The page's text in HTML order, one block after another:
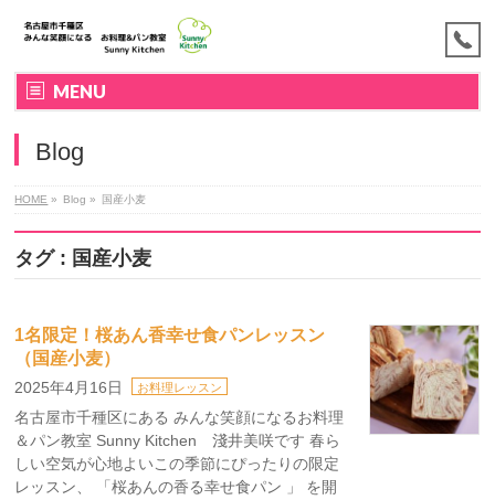
MENU
Blog
HOME » Blog » 国産小麦
タグ : 国産小麦
1名限定！桜あん香幸せ食パンレッスン
（国産小麦）
2025年4月16日 お料理レッスン
名古屋市千種区にある みんな笑顔になるお料理
＆パン教室 Sunny Kitchen 淺井美咲です 春ら
しい空気が心地よいこの季節にぴったりの限定
レッスン、 「桜あんの香る幸せ食パン 」 を開